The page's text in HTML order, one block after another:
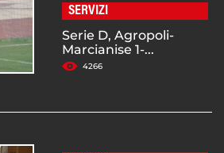
SERVIZI
Serie D, Agropoli-
Marcianise 1-...
4266